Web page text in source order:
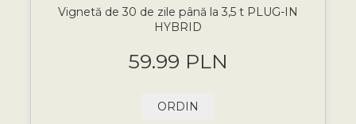
Vignetă de 30 de zile până la 3,5 t PLUG-IN
HYBRID
59.99 PLN
ORDIN